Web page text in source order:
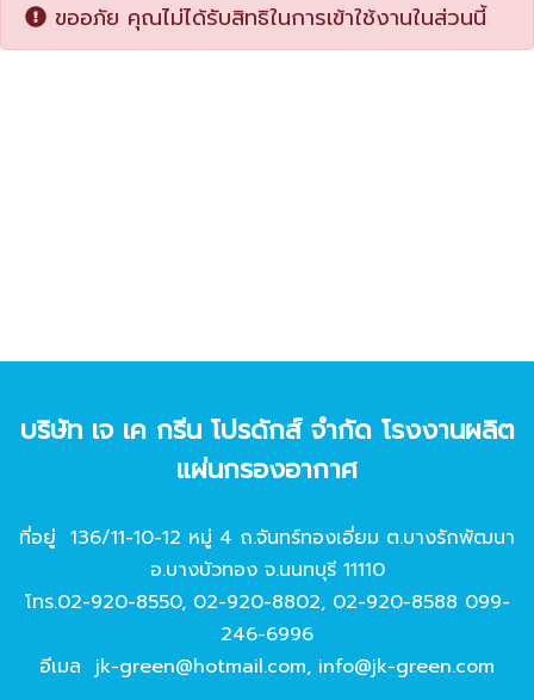
ขออภัย คุณไม่ได้รับสิทธิในการเข้าใช้งานในส่วนนี้
บริษัท เจ เค กรีน โปรดักส์ จํากัด โรงงานผลิต
แผ่นกรองอากาศ
ที่อยู่ 136/11-10-12 หมู่ 4 ถ.จันทร์ทองเอี่ยม ต.บางรักพัฒนา
อ.บางบัวทอง จ.นนทบุรี 11110
โทร.02-920-8550, 02-920-8802, 02-920-8588 099-
246-6996
อีเมล jk-green@hotmail.com, info@jk-green.com